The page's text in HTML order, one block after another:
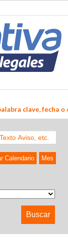
clave, fecha
Calendario Mes